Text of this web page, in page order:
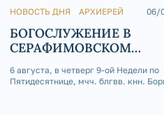
НОВОСТЬ ДНЯ АРХИЕРЕЙ 06/
БОГОСЛУЖЕНИЕ В
СЕРАФИМОВСКОМ
6 августа, в четверг 9-ой Недели по
Пятидесятнице, мчч. блгвв. кнн.